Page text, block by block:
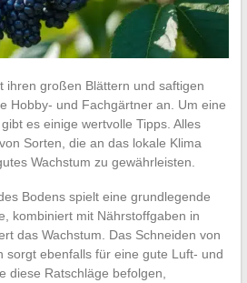
ihren großen Blättern und saftigen
Hobby- und Fachgärtner an. Um eine
es einige wertvolle Tipps. Alles
Sorten, die an das lokale Klima
Wachstum zu gewährleisten.
Bodens spielt eine grundlegende
kombiniert mit Nährstoffgaben in
das Wachstum. Das Schneiden von
sorgt ebenfalls für eine gute Luft- und
diese Ratschläge befolgen,